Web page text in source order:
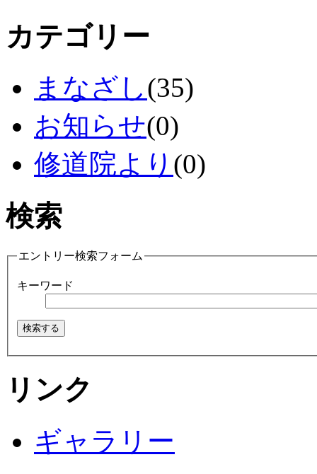
カテゴリー
まなざし(35)
お知らせ(0)
修道院より (0)
検索
エントリー検索フォーム
キーワード
リンク
ギャラリー